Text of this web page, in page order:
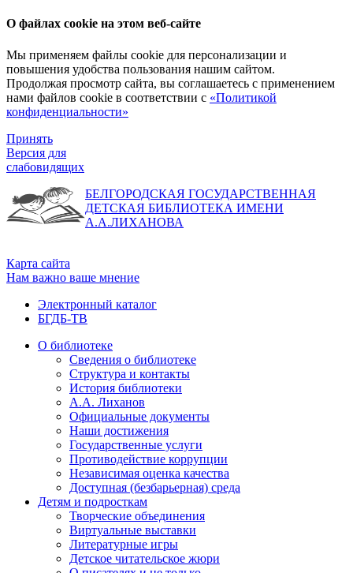
О файлах cookie на этом веб-сайте
Мы применяем файлы cookie для персонализации и
повышения удобства пользования нашим сайтом.
Продолжая просмотр сайта, вы соглашаетесь с применением
нами файлов cookie в соответствии с «Политикой
конфиденциальности»
Принять
Версия для
слабовидящих
БЕЛГОРОДСКАЯ ГОСУДАРСТВЕННАЯ
ДЕТСКАЯ БИБЛИОТЕКА ИМЕНИ
А.А.ЛИХАНОВА
Карта сайта
Нам важно ваше мнение
Электронный каталог
БГДБ-ТВ
О библиотеке
Сведения о библиотеке
Структура и контакты
История библиотеки
А.А. Лиханов
Официальные документы
Наши достижения
Государственные услуги
Противодействие коррупции
Независимая оценка качества
Доступная (безбарьерная) среда
Детям и подросткам
Творческие объединения
Виртуальные выставки
Литературные игры
Детское читательское жюри